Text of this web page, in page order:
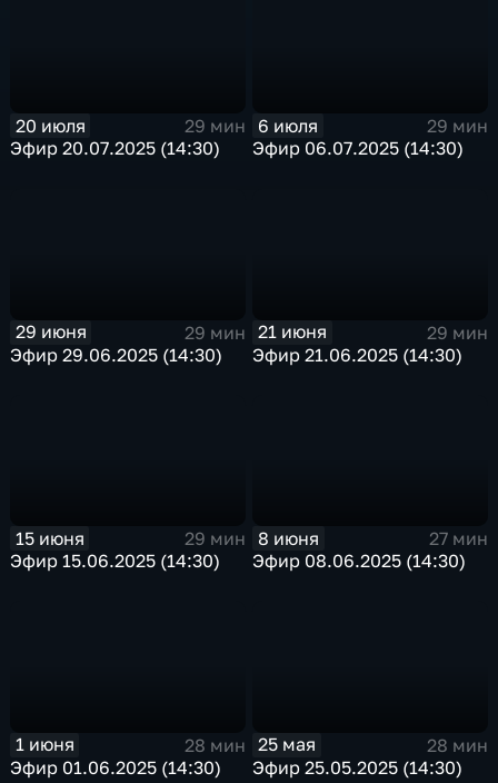
20 июля
29 мин
Эфир 20.07.2025 (14:30)
6 июля
29 мин
Эфир 06.07.2025 (14:30)
29 июня
29 мин
Эфир 29.06.2025 (14:30)
21 июня
29 мин
Эфир 21.06.2025 (14:30)
15 июня
29 мин
Эфир 15.06.2025 (14:30)
8 июня
27 мин
Эфир 08.06.2025 (14:30)
1 июня
28 мин
Эфир 01.06.2025 (14:30)
25 мая
28 мин
Эфир 25.05.2025 (14:30)